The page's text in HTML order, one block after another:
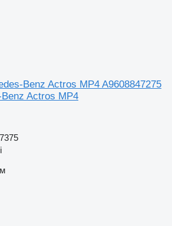
Benz Actros MP4 A9608847275
Actros MP4